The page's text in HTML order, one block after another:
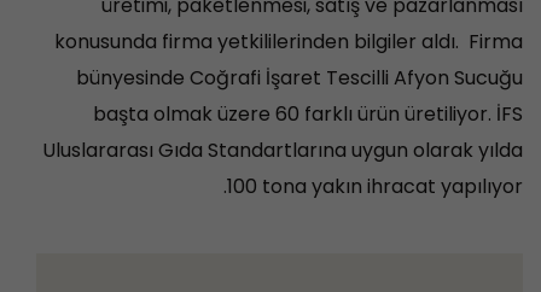
konusunda firma yetkililerinden bilgiler aldı. Firma
bünyesinde Coğrafi İşaret Tescilli Afyon Sucuğu
başta olmak üzere 60 farklı ürün üretiliyor. İFS
Uluslararası Gıda Standartlarına uygun olarak yılda
100 tona yakın ihracat yapılıyor.